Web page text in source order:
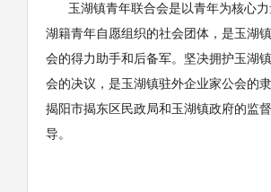
玉湖镇青年联合会是以青年为核心
湖籍青年自愿组织的社会团体，是玉湖
会的得力助手和后备军。坚决拥护玉湖
会的决议，是玉湖镇驻外企业家公会的
揭阳市揭东区民政局和玉湖镇政府的监
导。